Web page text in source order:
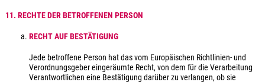
11. RECHTE DER BETROFFENEN PERSON
RECHT AUF BESTÄTIGUNG
Jede betroffene Person hat das vom Europäischen Richtlinien- und
Verordnungsgeber eingeräumte Recht, von dem für die Verarbeitung
Verantwortlichen eine Bestätigung darüber zu verlangen, ob sie